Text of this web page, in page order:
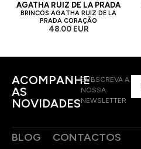
AGATHA RUIZ DE LA PRADA
BRINCOS AGATHA RUIZ DE LA
PRADA CORAÇÃO
48.00 EUR
ACOMPANHE
AS
NOVIDADES
SUBSCREVA A
NOSSA
NEWSLETTER
BLOG
CONTACTOS